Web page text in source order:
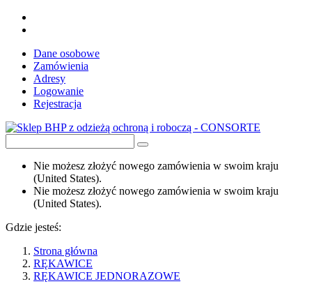
Dane osobowe
Zamówienia
Adresy
Logowanie
Rejestracja
Nie możesz złożyć nowego zamówienia w swoim kraju
(United States).
Nie możesz złożyć nowego zamówienia w swoim kraju
(United States).
Gdzie jesteś:
Strona główna
RĘKAWICE
RĘKAWICE JEDNORAZOWE